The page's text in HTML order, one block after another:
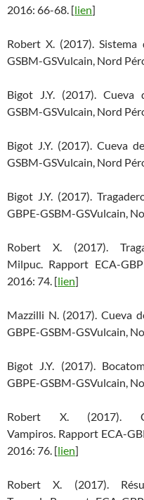
2016: 66-68. [lien]
Robert X. (2017). Sistema
GSBM-GSVulcain, Nord
Bigot J.Y. (2017). Cueva
GSBM-GSVulcain, Nord
Bigot J.Y. (2017). Cueva
GSBM-GSVulcain, Nord
Bigot J.Y. (2017).
GBPE-GSBM-GSVulcain,
Robert X. (2017).
Milpuc. Rapport ECA-
2016: 74. [lien]
Mazzilli N. (2017). Cueva
GBPE-GSBM-GSVulcain,
Bigot J.Y. (2017).
GBPE-GSBM-GSVulcain,
Robert X. (2017).
Vampiros. Rapport ECA-
2016: 76. [lien]
Robert X. (2017).